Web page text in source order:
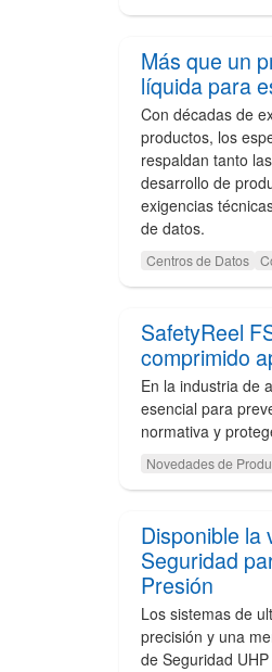
Más que un
líquida para
Con décadas de
productos, los
respaldan tanto
desarrollo de
exigencias
de datos.
Centros de Datos
SafetyReel
comprimido
En la industria de
esencial para
normativa y
Novedades de
Disponible la
Seguridad
Presión
Los sistemas de
precisión y una
de Seguridad